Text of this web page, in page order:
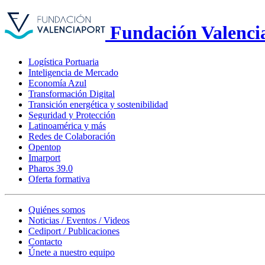
Fundación
Logística Portuaria
Inteligencia de Mercado
Economía Azul
Transformación Digital
Transición energética y sostenibilidad
Seguridad y Protección
Latinoamérica y más
Redes de Colaboración
Opentop
Imarport
Pharos 39.0
Oferta formativa
Quiénes somos
Noticias / Eventos / Videos
Cediport / Publicaciones
Contacto
Únete a nuestro equipo